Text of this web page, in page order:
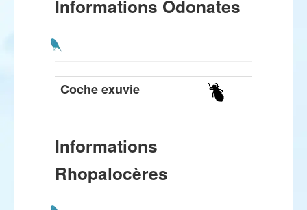
Informations Odonates
Coche exuvie
Informations
Rhopalocères